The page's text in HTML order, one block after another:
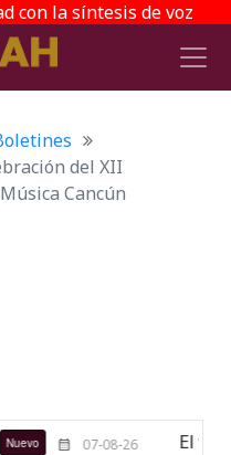
con la síntesis de voz
del XII
Cancún
07-08-26 El viaje del